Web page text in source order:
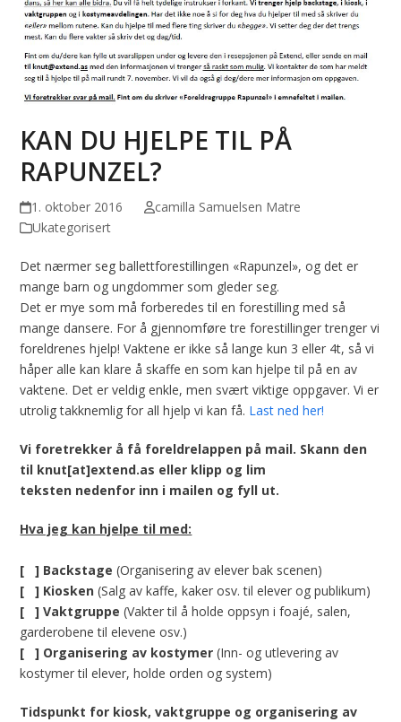
KAN DU HJELPE TIL PÅ
RAPUNZEL?
1. oktober 2016
camilla Samuelsen Matre
Ukategorisert
Det nærmer seg ballettforestillingen «Rapunzel», og det er
mange barn og ungdommer som gleder seg.
Det er mye som må forberedes til en forestilling med så
mange dansere. For å gjennomføre tre forestillinger trenger vi
foreldrenes hjelp! Vaktene er ikke så lange kun 3 eller 4t, så vi
håper alle kan klare å skaffe en som kan hjelpe til på en av
vaktene. Det er veldig enkle, men svært viktige oppgaver. Vi er
utrolig takknemlig for all hjelp vi kan få. Last ned her!
Vi foretrekker å få foreldrelappen på mail. Skann den
til knut[at]extend.as eller klipp og lim
teksten nedenfor inn i mailen og fyll ut.
Hva jeg kan hjelpe til med:
[ ] Backstage (Organisering av elever bak scenen)
[ ] Kiosken (Salg av kaffe, kaker osv. til elever og publikum)
[ ] Vaktgruppe (Vakter til å holde oppsyn i foajé, salen,
garderobene til elevene osv.)
[ ] Organisering av kostymer (Inn- og utlevering av
kostymer til elever, holde orden og system)
Tidspunkt for kiosk, vaktgruppe og organisering av